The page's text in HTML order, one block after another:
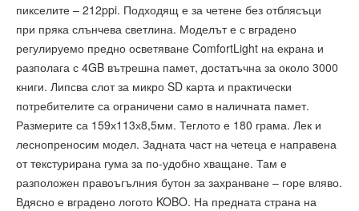
пикселите – 212ppi. Подходящ е за четене без отблясъци
при пряка слънчева светлина. Моделът е с вградено
регулируемо предно осветяване ComfortLight на екрана и
разполага с 4GB вътрешна памет, достатъчна за около 3000
книги. Липсва слот за микро SD карта и практически
потребителите са ограничени само в наличната памет.
Размерите са 159х113х8,5мм. Теглото е 180 грама. Лек и
леснопреносим модел. Задната част на четеца е направена
от текстурирана гума за по-удобно хващане. Там е
разположен правоъгълния бутон за захранване – горе вляво.
Вдясно е вградено логото KOBO. На предната страна на